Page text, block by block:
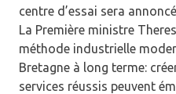
centre d’essai sera
La Première ministre
méthode industrielle
Bretagne à long terme:
services réussis peuvent